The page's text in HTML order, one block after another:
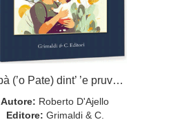
Papà (’o Pate) dint’ ’e pruverbie
Autore: Roberto D'Ajello
Editore: Grimaldi & C.